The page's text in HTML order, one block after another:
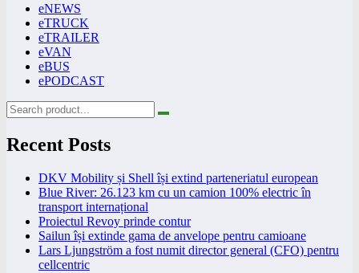
eNEWS
eTRUCK
eTRAILER
eVAN
eBUS
ePODCAST
Recent Posts
DKV Mobility și Shell își extind parteneriatul european
Blue River: 26.123 km cu un camion 100% electric în
transport internațional
Proiectul Revoy prinde contur
Sailun își extinde gama de anvelope pentru camioane
Lars Ljungström a fost numit director general (CFO) pentru
cellcentric